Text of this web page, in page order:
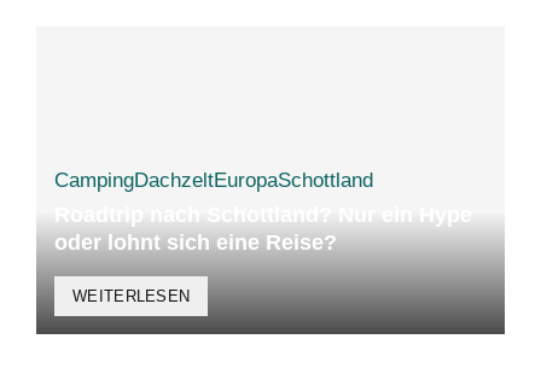
CampingDachzeltEuropaSchottland
oder lohnt sich eine Reise?
WEITERLESEN